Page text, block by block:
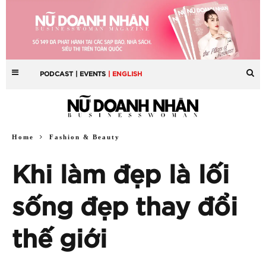
PODCAST | EVENTS | ENGLISH
Home Fashion & Beauty
Khi làm đẹp là lối
sống đẹp thay đổi
thế giới